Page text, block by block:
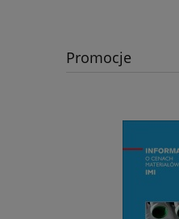
Promocje